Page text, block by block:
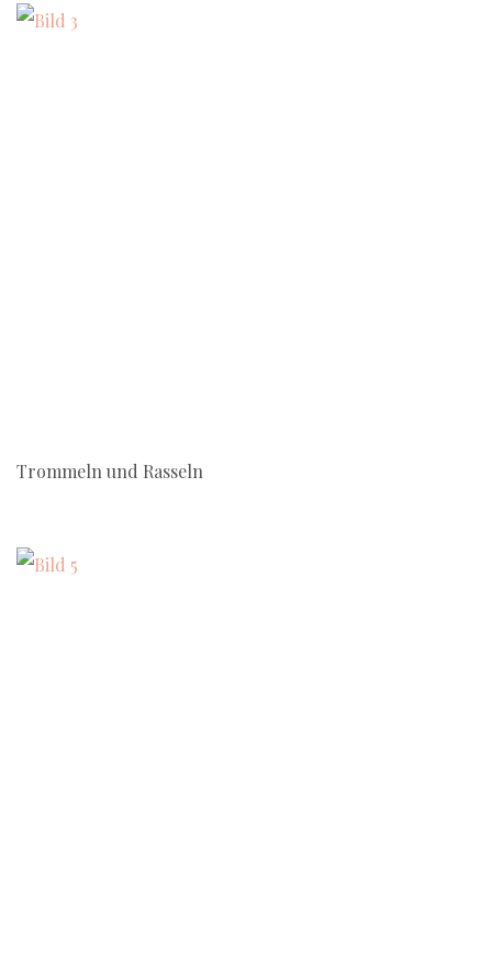
Trommeln und Rasseln